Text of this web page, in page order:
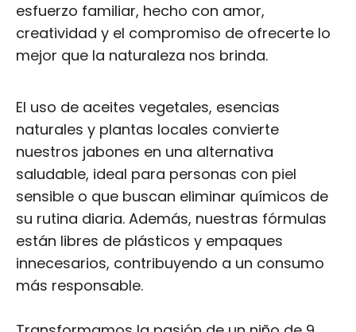
esfuerzo familiar, hecho con amor,
creatividad y el compromiso de ofrecerte lo
mejor que la naturaleza nos brinda.
El uso de aceites vegetales, esencias
naturales y plantas locales convierte
nuestros jabones en una alternativa
saludable, ideal para personas con piel
sensible o que buscan eliminar químicos de
su rutina diaria. Además, nuestras fórmulas
están libres de plásticos y empaques
innecesarios, contribuyendo a un consumo
más responsable.